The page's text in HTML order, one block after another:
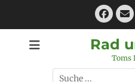
E-
Rad
Toms
Suchen